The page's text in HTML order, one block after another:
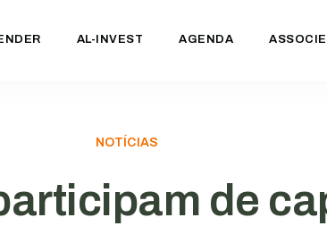
AL-INVEST AGENDA
NOTÍCIAS
de